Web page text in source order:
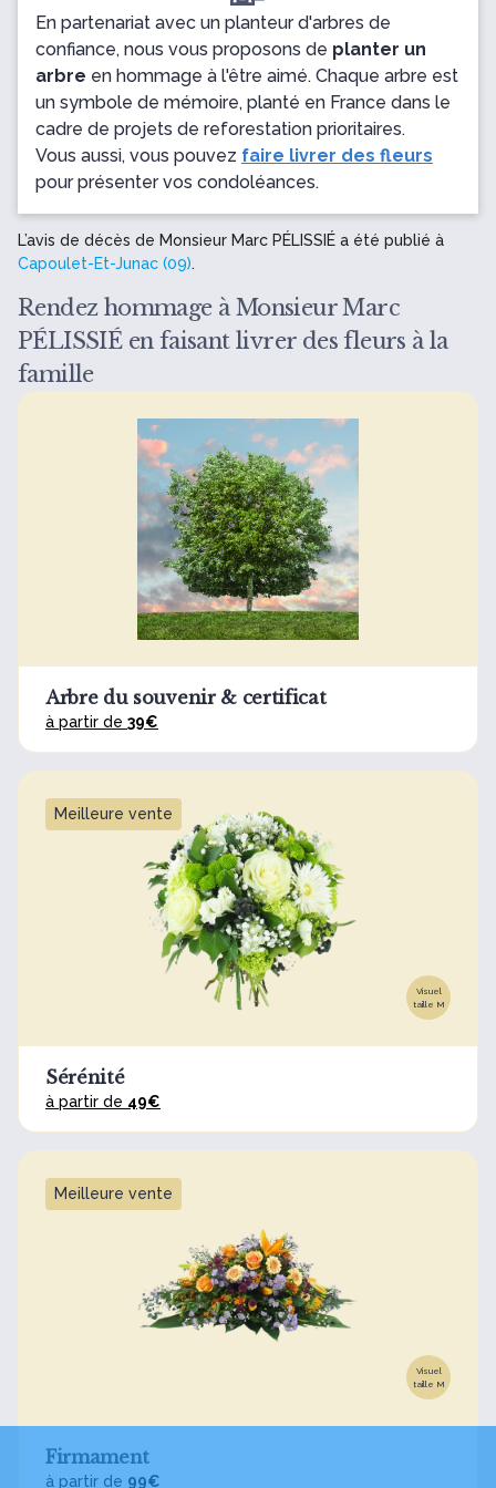
En partenariat avec un planteur d'arbres de
confiance, nous vous proposons de planter un
arbre en hommage à l'être aimé. Chaque arbre est
un symbole de mémoire, planté en France dans le
cadre de projets de reforestation prioritaires.
Vous aussi, vous pouvez faire livrer des fleurs
pour présenter vos condoléances.
L’avis de décès de Monsieur Marc PÉLISSIÉ a été publié à
Capoulet-Et-Junac (09).
Rendez hommage à Monsieur Marc
PÉLISSIÉ en faisant livrer des fleurs à la
famille
Arbre du souvenir & certificat
à partir de 39€
Meilleure vente
Visuel
taille M
Sérénité
à partir de 49€
Meilleure vente
Visuel
taille M
Firmament
à partir de 99€